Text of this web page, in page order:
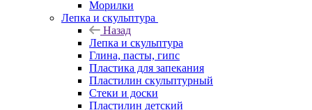
Морилки
Лепка и скульптура
Назад
Лепка и скульптура
Глина, пасты, гипс
Пластика для запекания
Пластилин скульптурный
Стеки и доски
Пластилин детский